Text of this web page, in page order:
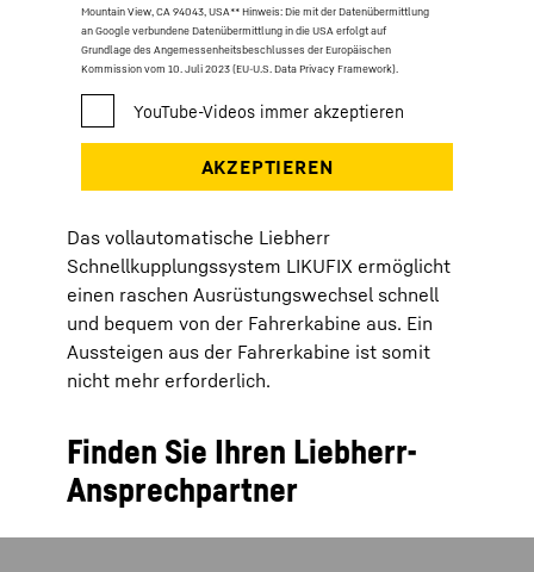
Mountain View, CA 94043, USA** Hinweis: Die mit der Datenübermittlung
an Google verbundene Datenübermittlung in die USA erfolgt auf
Grundlage des Angemessenheitsbeschlusses der Europäischen
Kommission vom 10. Juli 2023 (EU-U.S. Data Privacy Framework).
​Das vollautomatische Liebherr
Schnellkupplungssystem LIKUFIX ermöglicht
einen raschen Ausrüstungswechsel schnell
und bequem von der Fahrerkabine aus. Ein
Aussteigen aus der Fahrerkabine ist somit
nicht mehr erforderlich.
Finden Sie Ihren Liebherr-
Ansprechpartner